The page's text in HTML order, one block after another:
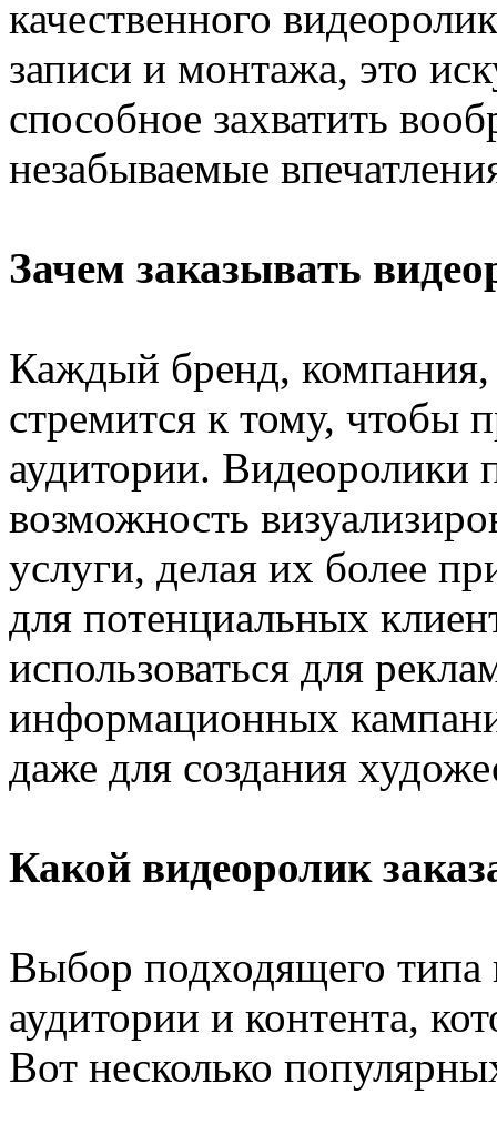
качественного
записи и монтажа, это
способное захватить
незабываемые
Зачем заказывать
Каждый бренд, компания,
стремится к тому, чтобы
аудитории. Видеоролики
возможность
услуги, делая их более
для потенциальных
использоваться для
информационных
даже для создания
Какой видеоролик
Выбор подходящего типа
аудитории и контента,
Вот несколько